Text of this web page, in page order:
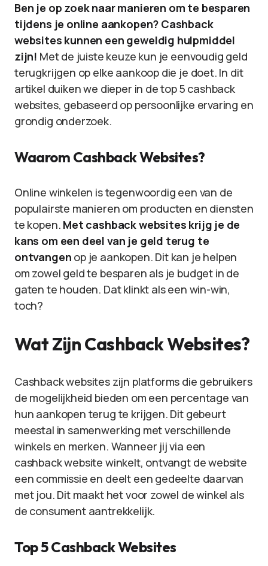
Ben je op zoek naar manieren om te besparen
tijdens je online aankopen? Cashback
websites kunnen een geweldig hulpmiddel
zijn! Met de juiste keuze kun je eenvoudig geld
terugkrijgen op elke aankoop die je doet. In dit
artikel duiken we dieper in de top 5 cashback
websites, gebaseerd op persoonlijke ervaring en
grondig onderzoek.
Waarom Cashback Websites?
Online winkelen is tegenwoordig een van de
populairste manieren om producten en diensten
te kopen. Met cashback websites krijg je de
kans om een deel van je geld terug te
ontvangen op je aankopen. Dit kan je helpen
om zowel geld te besparen als je budget in de
gaten te houden. Dat klinkt als een win-win,
toch?
Wat Zijn Cashback Websites?
Cashback websites zijn platforms die gebruikers
de mogelijkheid bieden om een percentage van
hun aankopen terug te krijgen. Dit gebeurt
meestal in samenwerking met verschillende
winkels en merken. Wanneer jij via een
cashback website winkelt, ontvangt de website
een commissie en deelt een gedeelte daarvan
met jou. Dit maakt het voor zowel de winkel als
de consument aantrekkelijk.
Top 5 Cashback Websites